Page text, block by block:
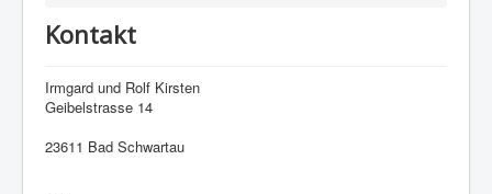
Kontakt
Irmgard und Rolf Kirsten
Geibelstrasse 14
23611 Bad Schwartau